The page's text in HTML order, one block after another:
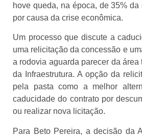
hove queda, na época, de 35%
por causa da crise econômica.
Um processo que discute a
uma relicitação da concessão e
a rodovia aguarda parecer da
da Infraestrutura. A opção da
pela pasta como a melhor
caducidade do contrato por
ou realizar nova licitação.
Para Beto Pereira, a decisão da